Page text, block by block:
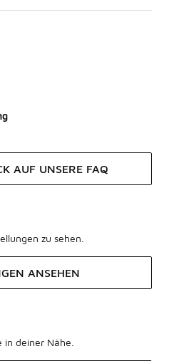
AUF UNSERE FAQ
zu sehen.
ANSEHEN
in deiner Nähe.